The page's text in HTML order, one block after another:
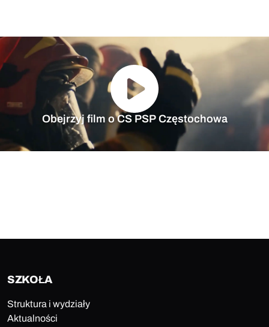
Obejrzyj film o CS PSP Częstochowa
SZKOŁA
Struktura i wydziały
Aktualności